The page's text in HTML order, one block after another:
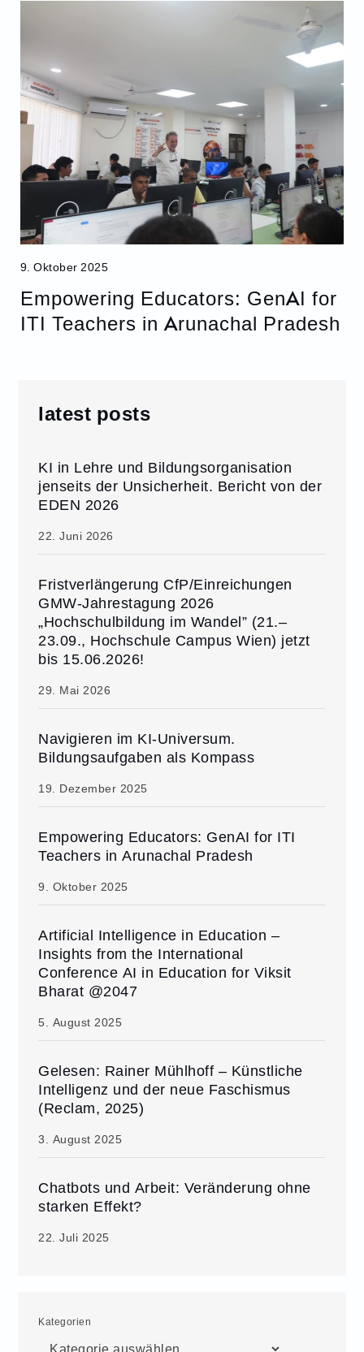
9. Oktober 2025
Empowering Educators: GenAI for
ITI Teachers in Arunachal Pradesh
latest posts
KI in Lehre und Bildungsorganisation
jenseits der Unsicherheit. Bericht von der
EDEN 2026
22. Juni 2026
Fristverlängerung CfP/Einreichungen
GMW-Jahrestagung 2026
„Hochschulbildung im Wandel” (21.–
23.09., Hochschule Campus Wien) jetzt
bis 15.06.2026!
29. Mai 2026
Navigieren im KI-Universum.
Bildungsaufgaben als Kompass
19. Dezember 2025
Empowering Educators: GenAI for ITI
Teachers in Arunachal Pradesh
9. Oktober 2025
Artificial Intelligence in Education –
Insights from the International
Conference AI in Education for Viksit
Bharat @2047
5. August 2025
Gelesen: Rainer Mühlhoff – Künstliche
Intelligenz und der neue Faschismus
(Reclam, 2025)
3. August 2025
Chatbots und Arbeit: Veränderung ohne
starken Effekt?
22. Juli 2025
Kategorien